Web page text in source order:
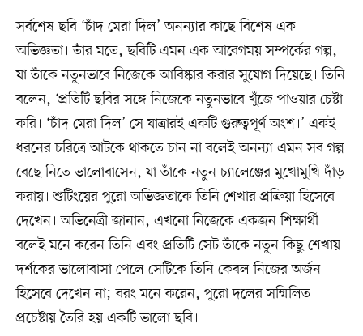
সর্বশেষ ছবি ‘চাঁদ মেরা দিল’ অনন্যার কাছে বিশেষ এক
অভিজ্ঞতা। তাঁর মতে, ছবিটি এমন এক আবেগময় সম্পর্কের গল্প,
যা তাঁকে নতুনভাবে নিজেকে আবিষ্কার করার সুযোগ দিয়েছে। তিনি
বলেন, ‘প্রতিটি ছবির সঙ্গে নিজেকে নতুনভাবে খুঁজে পাওয়ার চেষ্টা
করি। ‘চাঁদ মেরা দিল’ সে যাত্রারই একটি গুরুত্বপূর্ণ অংশ।’ একই
ধরনের চরিত্রে আটকে থাকতে চান না বলেই অনন্যা এমন সব গল্প
বেছে নিতে ভালোবাসেন, যা তাঁকে নতুন চ্যালেঞ্জের মুখোমুখি দাঁড়
করায়। শুটিংয়ের পুরো অভিজ্ঞতাকে তিনি শেখার প্রক্রিয়া হিসেবে
দেখেন। অভিনেত্রী জানান, এখনো নিজেকে একজন শিক্ষার্থী
বলেই মনে করেন তিনি এবং প্রতিটি সেট তাঁকে নতুন কিছু শেখায়।
দর্শকের ভালোবাসা পেলে সেটিকে তিনি কেবল নিজের অর্জন
হিসেবে দেখেন না; বরং মনে করেন, পুরো দলের সম্মিলিত
প্রচেষ্টায় তৈরি হয় একটি ভালো ছবি।